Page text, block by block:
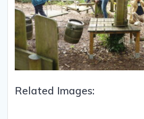
Related Images: